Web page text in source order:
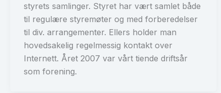
styrets samlinger. Styret har vært samlet både
til regulære styremøter og med forberedelser
til div. arrangementer. Ellers holder man
hovedsakelig regelmessig kontakt over
Internett. Året 2007 var vårt tiende driftsår
som forening.